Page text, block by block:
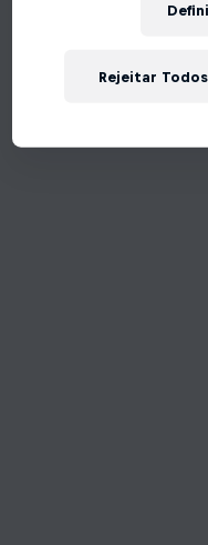
Rejeitar Todos